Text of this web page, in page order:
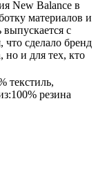
New Balance в
материалов и
с
что сделало бренд
но и для тех, кто
текстиль,
резина